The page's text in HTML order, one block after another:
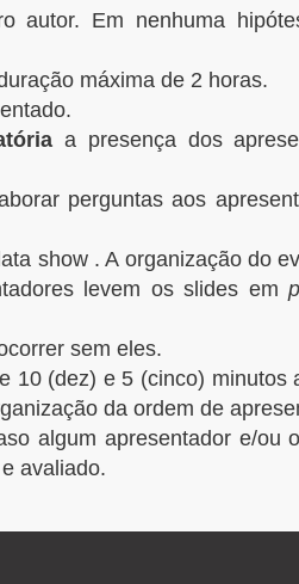
autor. Em nenhuma
máxima de 2 horas.
a presença dos
perguntas aos
show . A organização do
levem os slides em
sem eles.
10 (dez) e 5 (cinco) minutos
da ordem de
algum apresentador e/ou
avaliado.